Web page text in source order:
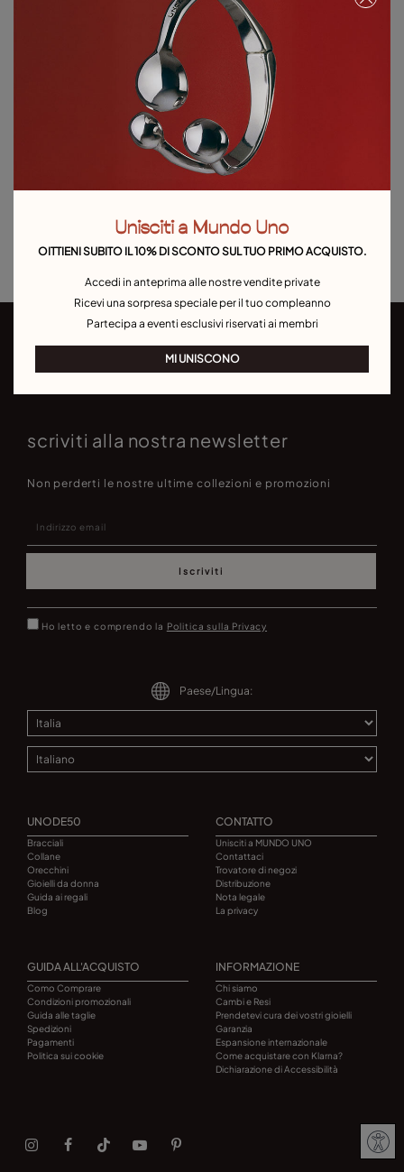
Guida alle taglie e ai vestibilità
Esplora altre categorie Outlet
Outlet Charms
scriviti alla nostra newsletter
Non perderti le nostre ultime collezioni e promozioni
Iscriviti
Ho letto e comprendo la Politica sulla Privacy
Paese/Lingua:
UNODE50
Bracciali
Collane
Orecchini
Gioielli da donna
Guida ai regali
Blog
CONTATTO
Unisciti a MUNDO UNO
Contattaci
Trovatore di negozi
Distribuzione
Nota legale
La privacy
GUIDA ALL'ACQUISTO
Como Comprare
Condizioni promozionali
Guida alle taglie
Spedizioni
Pagamenti
Politica sui cookie
INFORMAZIONE
Chi siamo
Cambi e Resi
Prendetevi cura dei vostri gioielli
Garanzia
Espansione internazionale
Come acquistare con Klarna?
Dichiarazione di Accessibilità
Unisciti a Mundo Uno
OITTIENI SUBITO IL 10% DI SCONTO SUL TUO PRIMO ACQUISTO.
Accedi in anteprima alle nostre vendite private
Ricevi una sorpresa speciale per il tuo compleanno
Partecipa a eventi esclusivi riservati ai membri
MI UNISCONO